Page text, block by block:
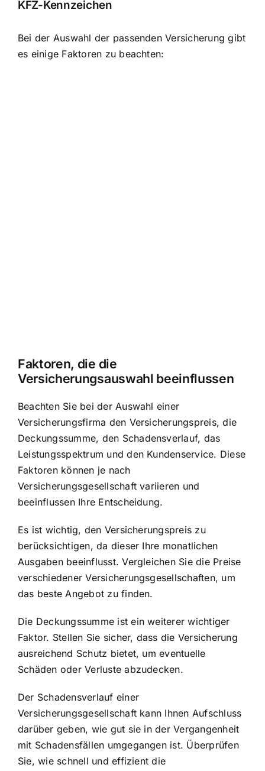
KFZ-Kennzeichen
Bei der Auswahl der passenden Versicherung gibt
es einige Faktoren zu beachten:
Faktoren, die die
Versicherungsauswahl beeinflussen
Beachten Sie bei der Auswahl einer
Versicherungsfirma den Versicherungspreis, die
Deckungssumme, den Schadensverlauf, das
Leistungsspektrum und den Kundenservice. Diese
Faktoren können je nach
Versicherungsgesellschaft variieren und
beeinflussen Ihre Entscheidung.
Es ist wichtig, den Versicherungspreis zu
berücksichtigen, da dieser Ihre monatlichen
Ausgaben beeinflusst. Vergleichen Sie die Preise
verschiedener Versicherungsgesellschaften, um
das beste Angebot zu finden.
Die Deckungssumme ist ein weiterer wichtiger
Faktor. Stellen Sie sicher, dass die Versicherung
ausreichend Schutz bietet, um eventuelle
Schäden oder Verluste abzudecken.
Der Schadensverlauf einer
Versicherungsgesellschaft kann Ihnen Aufschluss
darüber geben, wie gut sie in der Vergangenheit
mit Schadensfällen umgegangen ist. Überprüfen
Sie, wie schnell und effizient die